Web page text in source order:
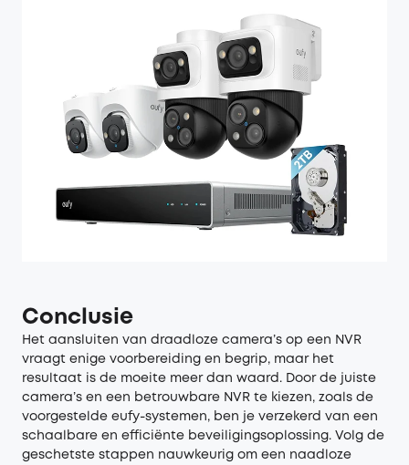
Conclusie
Het aansluiten van draadloze camera’s op een NVR
vraagt enige voorbereiding en begrip, maar het
resultaat is de moeite meer dan waard. Door de juiste
camera’s en een betrouwbare NVR te kiezen, zoals de
voorgestelde eufy-systemen, ben je verzekerd van een
schaalbare en efficiënte beveiligingsoplossing. Volg de
geschetste stappen nauwkeurig om een naadloze